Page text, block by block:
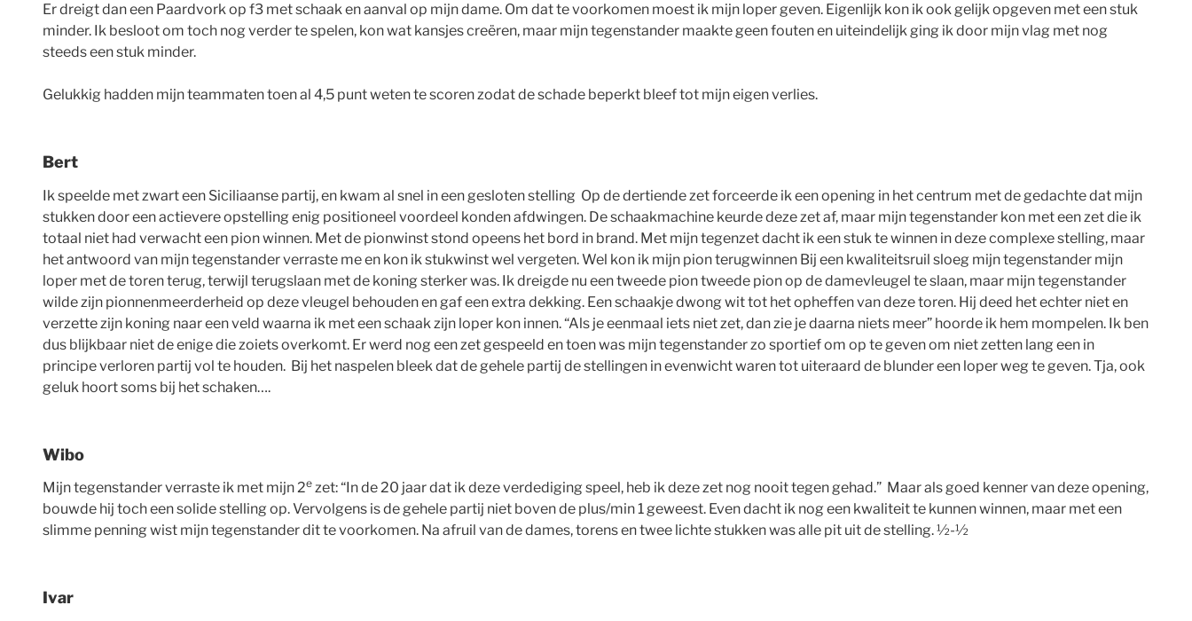
Er dreigt dan een Paardvork op f3 met schaak en aanval op mijn dame. Om dat te voorkomen moest ik mijn loper geven. Eigenlijk kon ik ook gelijk opgeven met een stuk
minder. Ik besloot om toch nog verder te spelen, kon wat kansjes creëren, maar mijn tegenstander maakte geen fouten en uiteindelijk ging ik door mijn vlag met nog
steeds een stuk minder.
Gelukkig hadden mijn teammaten toen al 4,5 punt weten te scoren zodat de schade beperkt bleef tot mijn eigen verlies.
Bert
Ik speelde met zwart een Siciliaanse partij, en kwam al snel in een gesloten stelling Op de dertiende zet forceerde ik een opening in het centrum met de gedachte dat mijn
stukken door een actievere opstelling enig positioneel voordeel konden afdwingen. De schaakmachine keurde deze zet af, maar mijn tegenstander kon met een zet die ik
totaal niet had verwacht een pion winnen. Met de pionwinst stond opeens het bord in brand. Met mijn tegenzet dacht ik een stuk te winnen in deze complexe stelling, maar
het antwoord van mijn tegenstander verraste me en kon ik stukwinst wel vergeten. Wel kon ik mijn pion terugwinnen Bij een kwaliteitsruil sloeg mijn tegenstander mijn
loper met de toren terug, terwijl terugslaan met de koning sterker was. Ik dreigde nu een tweede pion tweede pion op de damevleugel te slaan, maar mijn tegenstander
wilde zijn pionnenmeerderheid op deze vleugel behouden en gaf een extra dekking. Een schaakje dwong wit tot het opheffen van deze toren. Hij deed het echter niet en
verzette zijn koning naar een veld waarna ik met een schaak zijn loper kon innen. “Als je eenmaal iets niet zet, dan zie je daarna niets meer” hoorde ik hem mompelen. Ik ben
dus blijkbaar niet de enige die zoiets overkomt. Er werd nog een zet gespeeld en toen was mijn tegenstander zo sportief om op te geven om niet zetten lang een in
principe verloren partij vol te houden. Bij het naspelen bleek dat de gehele partij de stellingen in evenwicht waren tot uiteraard de blunder een loper weg te geven. Tja, ook
geluk hoort soms bij het schaken….
Wibo
Mijn tegenstander verraste ik met mijn 2e zet: “In de 20 jaar dat ik deze verdediging speel, heb ik deze zet nog nooit tegen gehad.” Maar als goed kenner van deze opening,
bouwde hij toch een solide stelling op. Vervolgens is de gehele partij niet boven de plus/min 1 geweest. Even dacht ik nog een kwaliteit te kunnen winnen, maar met een
slimme penning wist mijn tegenstander dit te voorkomen. Na afruil van de dames, torens en twee lichte stukken was alle pit uit de stelling. ½-½
Ivar